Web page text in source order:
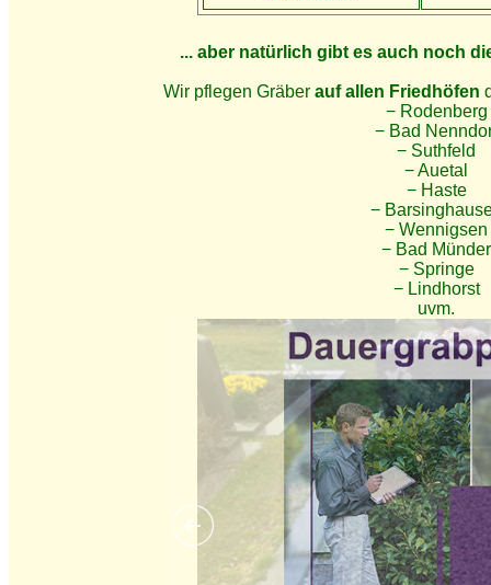
... aber natürlich gibt es auch noch
Wir pflegen Gräber auf allen Friedhöfen
− Rodenberg
− Bad
− Suthfeld
− Auetal
− Haste
−
− Wennigsen
− Bad Münder
− Springe
− Lindhorst
uvm.